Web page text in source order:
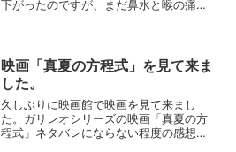
下がったのですが、まだ鼻水と喉の痛み
で夜にお酒も飲めないので...
映画「真夏の方程式」を見て来ま
した。
久しぶりに映画館で映画を見て来まし
た。ガリレオシリーズの映画「真夏の方
程式」ネタバレにならない程度の感想で